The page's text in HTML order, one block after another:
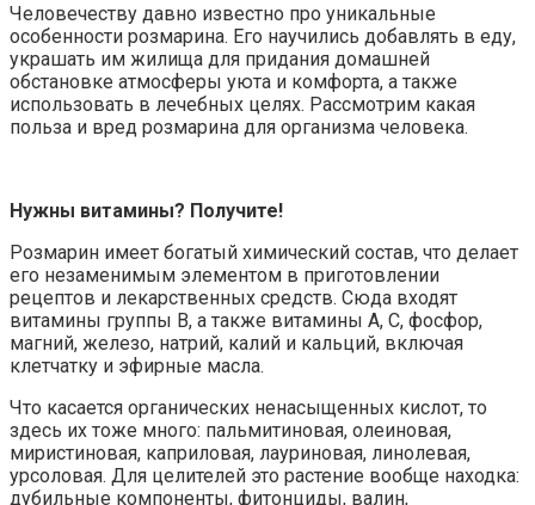
Человечеству давно известно про уникальные
особенности розмарина. Его научились добавлять в еду,
украшать им жилища для придания домашней
обстановке атмосферы уюта и комфорта, а также
использовать в лечебных целях. Рассмотрим какая
польза и вред розмарина для организма человека.
Нужны витамины? Получите!
Розмарин имеет богатый химический состав, что делает
его незаменимым элементом в приготовлении
рецептов и лекарственных средств. Сюда входят
витамины группы В, а также витамины А, С, фосфор,
магний, железо, натрий, калий и кальций, включая
клетчатку и эфирные масла.
Что касается органических ненасыщенных кислот, то
здесь их тоже много: пальмитиновая, олеиновая,
миристиновая, каприловая, лауриновая, линолевая,
урсоловая. Для целителей это растение вообще находка:
дубильные компоненты, фитонциды, валин,